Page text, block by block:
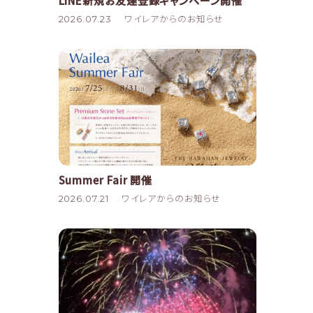
2026.07.23 ワイレアからのお知らせ
Summer Fair 開催
2026.07.21 ワイレアからのお知らせ